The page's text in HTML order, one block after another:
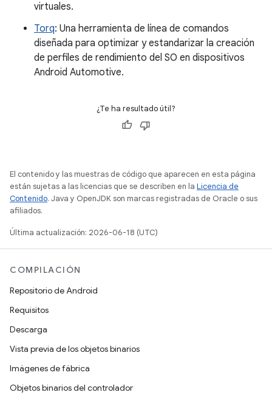
virtuales.
Torq: Una herramienta de línea de comandos
diseñada para optimizar y estandarizar la creación
de perfiles de rendimiento del SO en dispositivos
Android Automotive.
¿Te ha resultado útil?
El contenido y las muestras de código que aparecen en esta página
están sujetas a las licencias que se describen en la Licencia de
Contenido. Java y OpenJDK son marcas registradas de Oracle o sus
afiliados.
Última actualización: 2026-06-18 (UTC)
COMPILACIÓN
Repositorio de Android
Requisitos
Descarga
Vista previa de los objetos binarios
Imágenes de fábrica
Objetos binarios del controlador